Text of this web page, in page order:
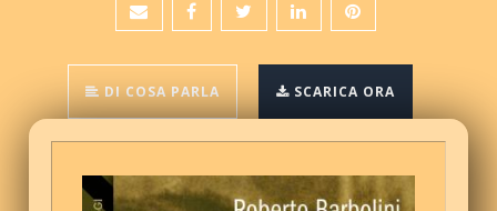
DI COSA PARLA SCARICA ORA